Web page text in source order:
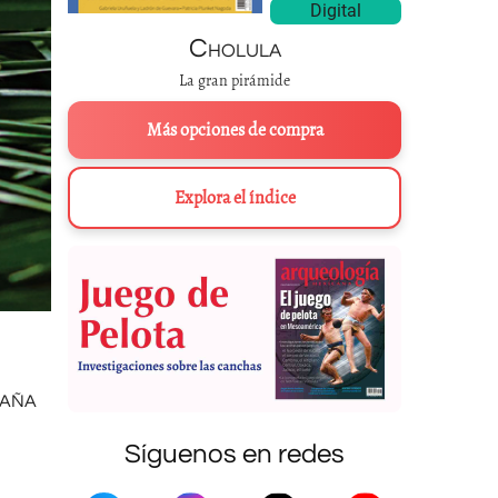
Digital
Cholula
La gran pirámide
Más opciones de compra
Explora el índice
Síguenos en redes